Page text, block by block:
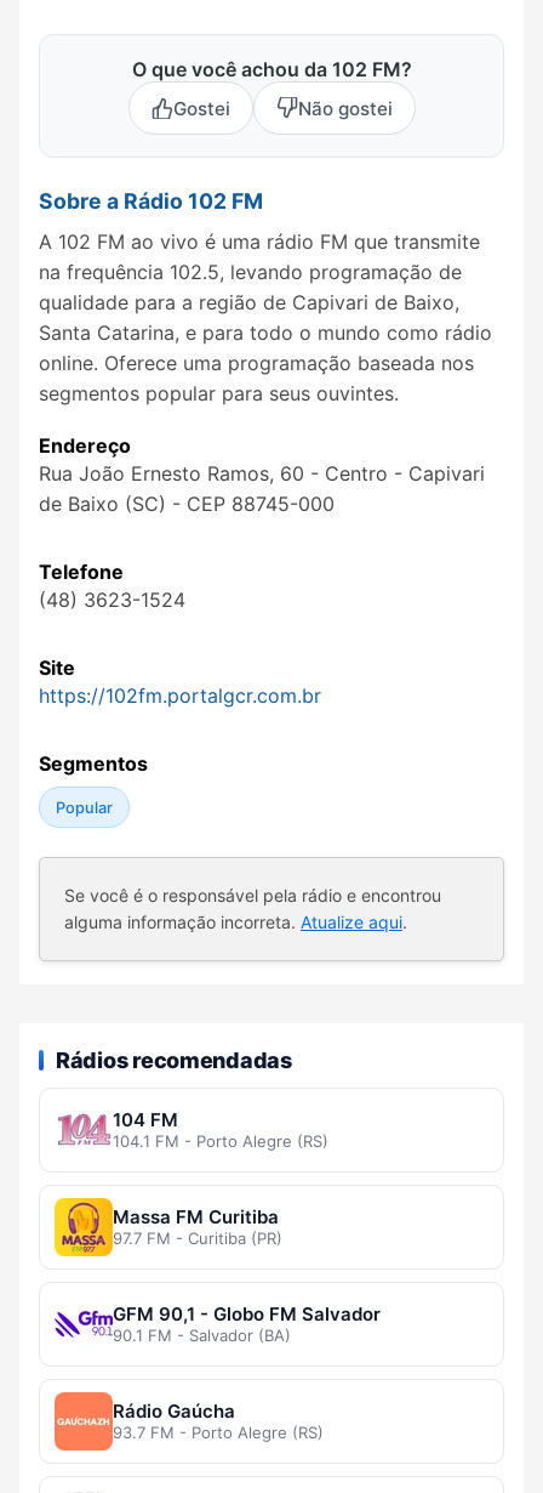
O que você achou da 102 FM?
Gostei Não gostei
Sobre a Rádio 102 FM
A 102 FM ao vivo é uma rádio FM que transmite
na frequência 102.5, levando programação de
qualidade para a região de Capivari de Baixo,
Santa Catarina, e para todo o mundo como rádio
online. Oferece uma programação baseada nos
segmentos popular para seus ouvintes.
Endereço
Rua João Ernesto Ramos, 60 - Centro - Capivari
de Baixo (SC) - CEP 88745-000
Telefone
(48) 3623-1524
Site
https://102fm.portalgcr.com.br
Segmentos
Popular
Se você é o responsável pela rádio e encontrou
alguma informação incorreta. Atualize aqui.
Rádios recomendadas
104 FM
104.1 FM - Porto Alegre (RS)
Massa FM Curitiba
97.7 FM - Curitiba (PR)
GFM 90,1 - Globo FM Salvador
90.1 FM - Salvador (BA)
Rádio Gaúcha
93.7 FM - Porto Alegre (RS)